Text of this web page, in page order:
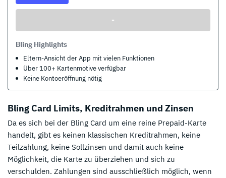
-
Bling Highlights
Eltern-Ansicht der App mit vielen Funktionen
Über 100+ Kartenmotive verfügbar
Keine Kontoeröffnung nötig
Bling Card Limits, Kreditrahmen und Zinsen
Da es sich bei der Bling Card um eine reine Prepaid-Karte
handelt, gibt es keinen klassischen Kreditrahmen, keine
Teilzahlung, keine Sollzinsen und damit auch keine
Möglichkeit, die Karte zu überziehen und sich zu
verschulden. Zahlungen sind ausschließlich möglich, wenn